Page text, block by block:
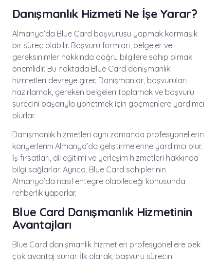
Danışmanlık Hizmeti Ne İşe Yarar?
Almanya’da Blue Card başvurusu yapmak karmaşık
bir süreç olabilir. Başvuru formları, belgeler ve
gereksinimler hakkında doğru bilgilere sahip olmak
önemlidir. Bu noktada Blue Card danışmanlık
hizmetleri devreye girer. Danışmanlar, başvuruları
hazırlamak, gereken belgeleri toplamak ve başvuru
sürecini başarıyla yönetmek için göçmenlere yardımcı
olurlar.
Danışmanlık hizmetleri aynı zamanda profesyonellerin
kariyerlerini Almanya’da geliştirmelerine yardımcı olur.
İş fırsatları, dil eğitimi ve yerleşim hizmetleri hakkında
bilgi sağlarlar. Ayrıca, Blue Card sahiplerinin
Almanya’da nasıl entegre olabileceği konusunda
rehberlik yaparlar.
Blue Card Danışmanlık Hizmetinin
Avantajları
Blue Card danışmanlık hizmetleri profesyonellere pek
çok avantaj sunar. İlk olarak, başvuru sürecini